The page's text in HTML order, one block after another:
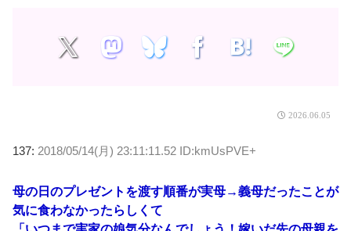
2026.06.05
137: 2018/05/14(月) 23:11:11.52 ID:kmUsPVE+
母の日のプレゼントを渡す順番が実母→義母だったことが
気に食わなかったらしくて